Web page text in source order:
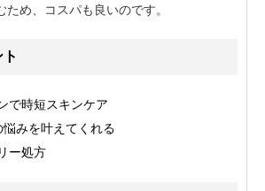
ため、コスパも良いのです。
で時短スキンケア
みを叶えてくれる
ー処方